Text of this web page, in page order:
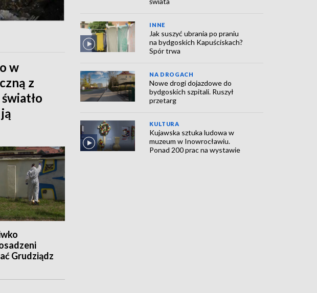
w
z
Grudziądz
INNE
Jak suszyć ubrania po praniu
na bydgoskich Kapuściskach?
Spór trwa
NA DROGACH
Nowe drogi dojazdowe do
bydgoskich szpitali. Ruszył
przetarg
KULTURA
Kujawska sztuka ludowa w
muzeum w Inowrocławiu.
Ponad 200 prac na wystawie